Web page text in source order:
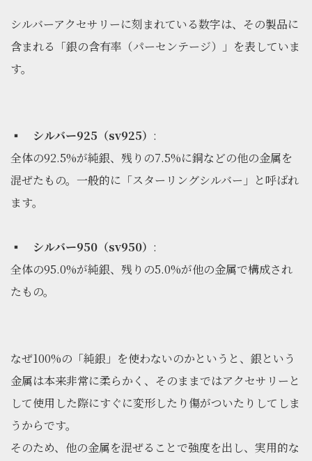
シルバーアクセサリーに刻まれている数字は、その製品に
含まれる「銀の含有率（パーセンテージ）」を表していま
す。
▪ シルバー925（sv925） :
全体の92.5%が純銀、残りの7.5%に銅などの他の金属を
混ぜたもの。一般的に「スターリングシルバー」と呼ばれ
ます。
▪ シルバー950（sv950） :
全体の95.0%が純銀、残りの5.0%が他の金属で構成され
たもの。
なぜ100%の「純銀」を使わないのかというと、銀という
金属は本来非常に柔らかく、そのままではアクセサリーと
して使用した際にすぐに変形したり傷がついたりしてしま
うからです。
そのため、他の金属を混ぜることで強度を出し、実用的な